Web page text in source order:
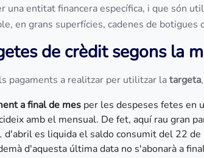
una entitat financera específica, i que són
en grans superfícies, cadenes de botigues
de crèdit segons la
pagaments a realitzar per utilitzar latargeta
a final de mes per les despeses fetes en
amb el mensual. De fet, aquí rau gran
d'abril es liquida el saldo consumit del 22
d'aquesta última data no s'abonarà a